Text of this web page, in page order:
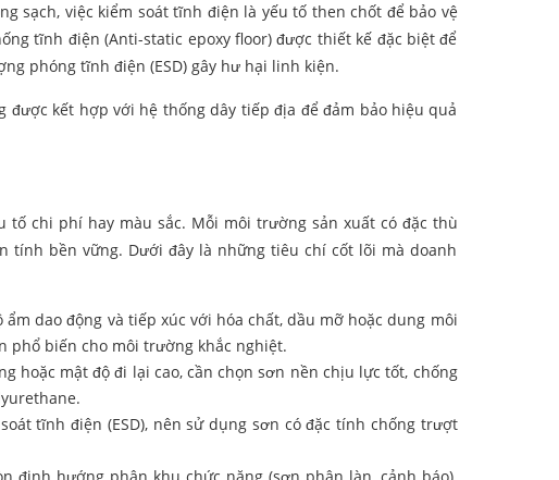
sạch, việc kiểm soát tĩnh điện là yếu tố then chốt để bảo vệ
tĩnh điện (Anti-static epoxy floor) được thiết kế đặc biệt để
phóng tĩnh điện (ESD) gây hư hại linh kiện.
kết hợp với hệ thống dây tiếp địa để đảm bảo hiệu quả
chi phí hay màu sắc. Mỗi môi trường sản xuất có đặc thù
tính bền vững. Dưới đây là những tiêu chí cốt lõi mà doanh
dao động và tiếp xúc với hóa chất, dầu mỡ hoặc dung môi
phổ biến cho môi trường khắc nghiệt.
hoặc mật độ đi lại cao, cần chọn sơn nền chịu lực tốt, chống
tĩnh điện (ESD), nên sử dụng sơn có đặc tính chống trượt